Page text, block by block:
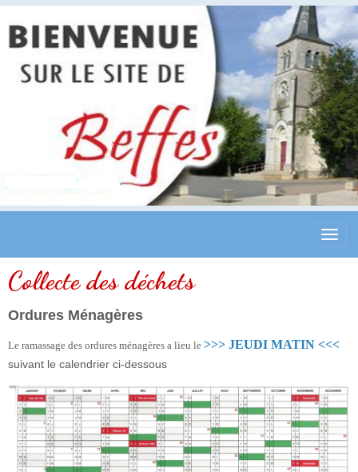
Collecte des déchets
Ordures Ménagères
Le ramassage des ordures ménagères a lieu le >>> JEUDI MATIN <<<
suivant le calendrier ci-dessous